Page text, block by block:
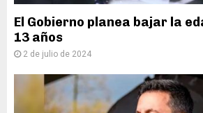
El Gobierno planea bajar la
13 años
2 de julio de 2024